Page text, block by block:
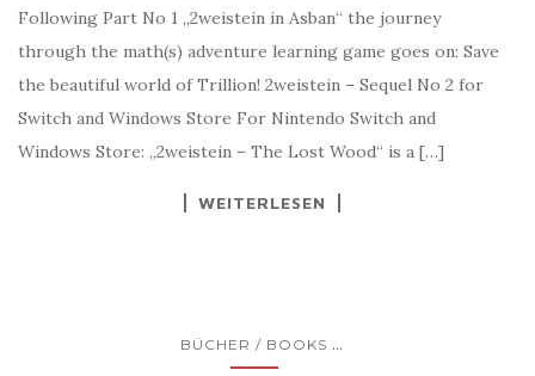
Following Part No 1 „2weistein in Asban“ the journey
through the math(s) adventure learning game goes on: Save
the beautiful world of Trillion! 2weistein – Sequel No 2 for
Switch and Windows Store For Nintendo Switch and
Windows Store: „2weistein – The Lost Wood“ is a […]
WEITERLESEN
BÜCHER / BOOKS ...